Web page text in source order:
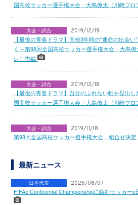
国高校サッカー選手権大会・大島僚太（川崎フ
大会・試合 2019/12/19
【最後の青春ドラマ】高校3年時の“運命の出会
く～第98回全国高校サッカー選手権大会・大島
レ）中編
大会・試合 2019/12/18
【最後の青春ドラマ】自分のぶれない軸を見出
国高校サッカー選手権大会・大島僚太（川崎フ
大会・試合 2019/11/18
第98回全国高校サッカー選手権大会 組合せ決定
最新ニュース
日本代表 2026/08/07
FIFAe Continental Championshipに臨むサッカー